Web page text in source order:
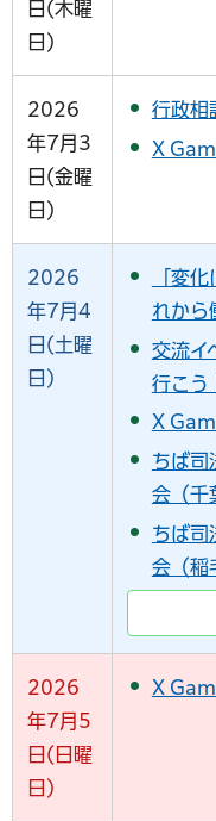
日(木曜
日)
2026
年7月3
日(金曜
日)
行政相
X
2026
年7月4
日(土曜
日)
「変
れから
交流イ
行こう
X
ちば司
会（千
ちば司
会（稲
2026
年7月5
日(日曜
日)
X